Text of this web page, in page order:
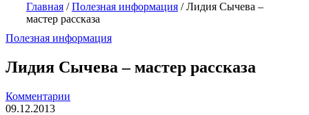
Главная /Полезная информация /Лидия Сычева –
мастер рассказа
Полезная информация
Лидия Сычева – мастер рассказа
Комментарии
09.12.2013